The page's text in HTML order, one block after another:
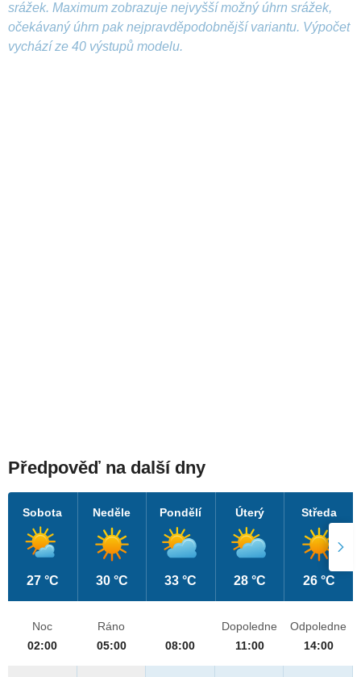
srážek. Maximum zobrazuje nejvyšší možný úhrn srážek,
očekávaný úhrn pak nejpravděpodobnější variantu. Výpočet
vychází ze 40 výstupů modelu.
Předpověď na další dny
Sobota
27 °C
Neděle
30 °C
Pondělí
33 °C
Úterý
28 °C
Středa
26 °C
Noc
02:00
Ráno
05:00
08:00
Dopoledne
11:00
Odpoledne
14:00